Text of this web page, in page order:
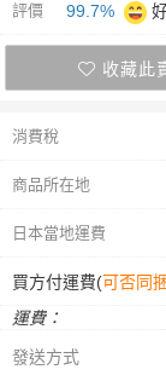
評價 99.7%
收藏此
消費稅
商品所在地
日本當地運費
買方付運費(可否同
運費：
發送方式